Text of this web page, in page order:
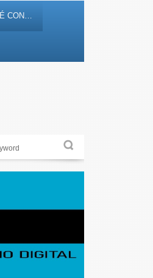
CON…
ocio y entretenimiento